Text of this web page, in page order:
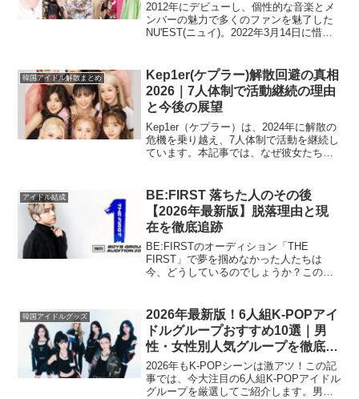
2012年にデビューし、個性的な音楽とメ
ンバーの魅力で多くのファンを魅了した
NU'EST(ニュイ)。2022年3月14日に惜し
この記事では、NU'ESTが解散に至った
理...
韓国アイドル解散まとめ
Kep1er(ケプラー)解散回避の真相
2026｜7人体制で活動継続の理由
と今後の展望
Kep1er（ケプラー）は、2024年に解散の
危機を乗り越え、7人体制で活動を継続し
ています。本記事では、なぜ彼女たちが
に基づいて徹底解説。メンバーの決断、
事務所...
アイドル結成
BE:FIRST 落ちた人のその後
【2026年最新版】脱落理由と現
在を徹底追跡
BE:FIRSTのオーディション「THE
FIRST」で夢を掴めなかった人たちは
今、どうしているのでしょうか？この記
リエイターなど、それぞれの道を歩む彼
らの2026年現...
韓国アイドルグッズ
2026年最新版！6人組K-POPアイ
ドルグループおすすめ10選｜男
性・女性別人気グループを徹底紹
介
2026年もK-POPシーンは激アツ！この記
事では、今大注目の6人組K-POPアイドル
グループを厳選してご紹介します。男性